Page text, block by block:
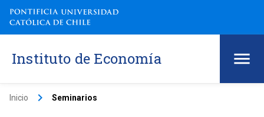
Instituto de Economía
Inicio keyboard_arrow_right Seminarios